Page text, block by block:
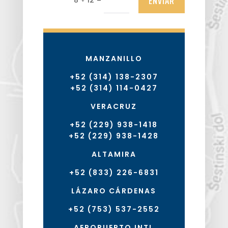
MANZANILLO
+52 (314) 138-2307
+52 (314) 114-0427
VERACRUZ
+52 (229) 938-1418
+52 (229) 938-1428
ALTAMIRA
+52 (833) 226-6831
LÁZARO CÁRDENAS
+52 (753) 537-2552